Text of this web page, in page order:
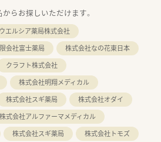
らお探しいただけます。
ウエルシア薬局株式会社
会社富士薬局
株式会社なの花東日本
クラフト株式会社
株式会社明翔メディカル
株式会社スギ薬局
株式会社オダイ
株式会社アルファーマメディカル
株式会社スギ薬局
株式会社トモズ